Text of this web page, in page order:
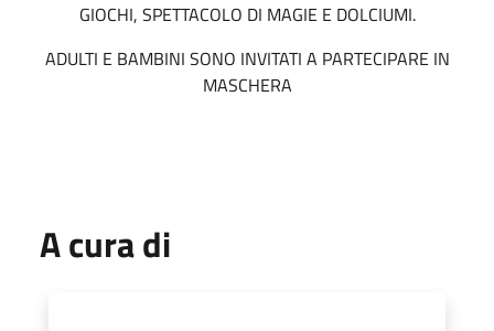
GIOCHI, SPETTACOLO DI MAGIE E DOLCIUMI.
ADULTI E BAMBINI SONO INVITATI A PARTECIPARE IN
MASCHERA
A cura di